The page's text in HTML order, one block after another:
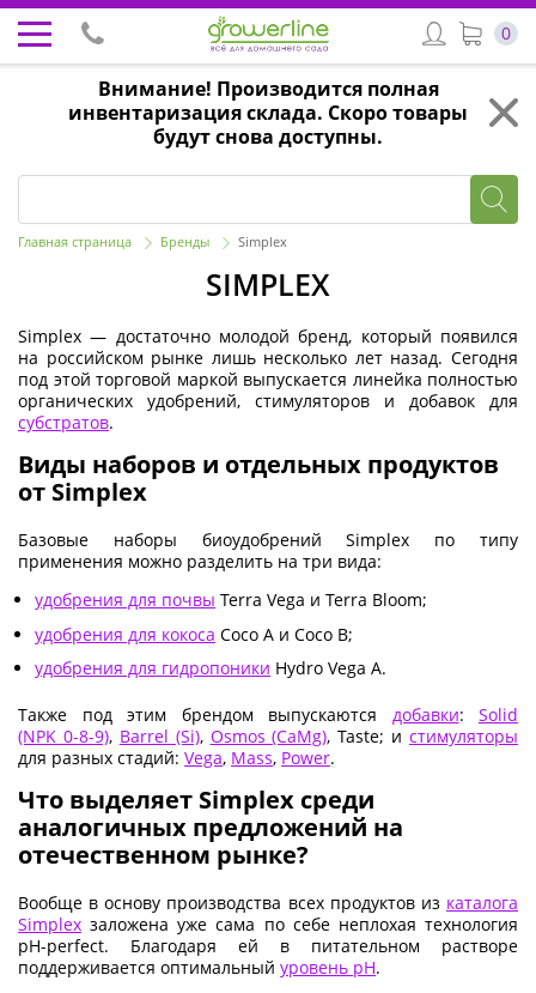
Внимание! Производится полная
инвентаризация склада. Скоро товары
будут снова доступны.
0
Главная страница Бренды Simplex
SIMPLEX
Simplex — достаточно молодой бренд, который появился
на российском рынке лишь несколько лет назад. Сегодня
под этой торговой маркой выпускается линейка полностью
органических удобрений, стимуляторов и добавок для
субстратов.
Виды наборов и отдельных продуктов
от Simplex
Базовые наборы биоудобрений Simplex по типу
применения можно разделить на три вида:
удобрения для почвы Terra Vega и Terra Bloom;
удобрения для кокоса Coco A и Coco B;
удобрения для гидропоники Hydro Vega A.
Также под этим брендом выпускаются добавки: Solid
(NPK 0-8-9), Barrel (Si), Osmos (CaMg), Taste; и стимуляторы
для разных стадий: Vega, Mass, Power.
Что выделяет Simplex среди
аналогичных предложений на
отечественном рынке?
Вообще в основу производства всех продуктов из каталога
Simplex заложена уже сама по себе неплохая технология
pH-perfect. Благодаря ей в питательном растворе
поддерживается оптимальный уровень pH.